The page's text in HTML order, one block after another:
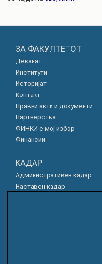
ЗА ФАКУЛТЕТОТ
Деканат
Институти
Историјат
Контакт
Правни акти и документи
Партнерства
ФИНКИ е мој избор
Финансии
КАДАР
Административен кадар
Наставен кадар